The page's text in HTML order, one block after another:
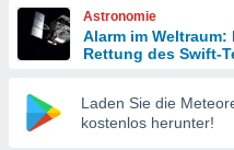
Astronomie
Alarm im
Rettung des Swift-
Laden Sie die
kostenlos herunter!